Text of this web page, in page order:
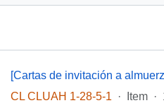
[Cartas de invitación a
CL CLUAH 1-28-5-1
· Item ·